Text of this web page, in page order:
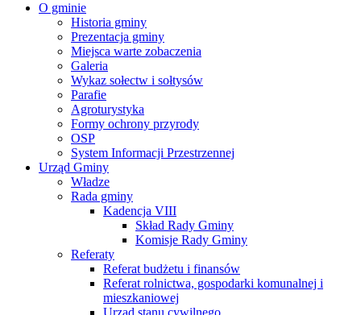
O gminie
Historia gminy
Prezentacja gminy
Miejsca warte zobaczenia
Galeria
Wykaz sołectw i sołtysów
Parafie
Agroturystyka
Formy ochrony przyrody
OSP
System Informacji Przestrzennej
Urząd Gminy
Władze
Rada gminy
Kadencja VIII
Skład Rady Gminy
Komisje Rady Gminy
Referaty
Referat budżetu i finansów
Referat rolnictwa, gospodarki komunalnej i
mieszkaniowej